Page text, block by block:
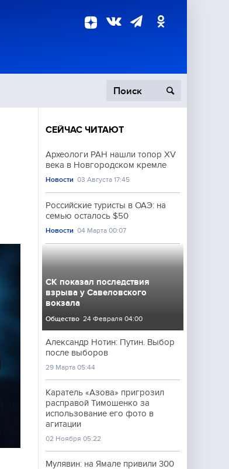
СЕЙЧАС ЧИТАЮТ
Археологи РАН нашли топор XV
века в Новгородском кремле
Новости 03 Августа 17:45
Российские туристы в ОАЭ: на
семью осталось $50
Новости 04 Марта 00:07
СК показал последствия
взрыва у Савеловского
вокзала
Общество 24 Февраля 04:00
Александр Нотин: Путин. Выбор
после выборов
29 Марта 05:44
Каратель «Азова» пригрозил
расправой Тимошенко за
использование его фото в
агитации
02 Ноября 05:22
Мулявин: на Ямале привили 300